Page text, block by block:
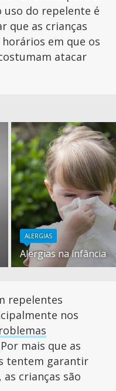
uso do repelente é
que as crianças
em que os
atacar
ALERGIAS
Alergias na infância
repelentes
nos
mais que as
tentem garantir
crianças são